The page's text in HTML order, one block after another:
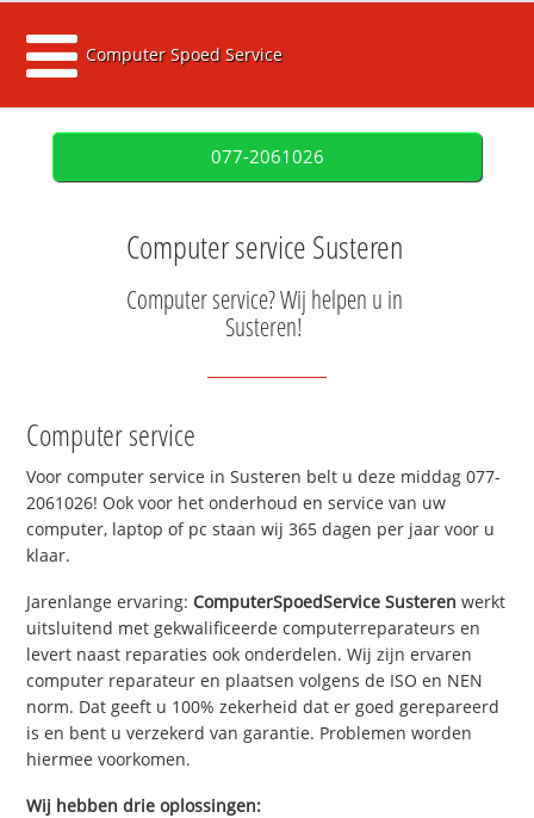
Computer Spoed Service
077-2061026
Computer service Susteren
Computer service? Wij helpen u in
Susteren!
Computer service
Voor computer service in Susteren belt u deze middag 077-
2061026! Ook voor het onderhoud en service van uw
computer, laptop of pc staan wij 365 dagen per jaar voor u
klaar.
Jarenlange ervaring:ComputerSpoedService Susteren werkt
uitsluitend met gekwalificeerde computerreparateurs en
levert naast reparaties ook onderdelen. Wij zijn ervaren
computer reparateur en plaatsen volgens de ISO en NEN
norm. Dat geeft u 100% zekerheid dat er goed gerepareerd
is en bent u verzekerd van garantie. Problemen worden
hiermee voorkomen.
Wij hebben drie oplossingen: